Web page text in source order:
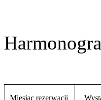
Miesiąc rezerwacji